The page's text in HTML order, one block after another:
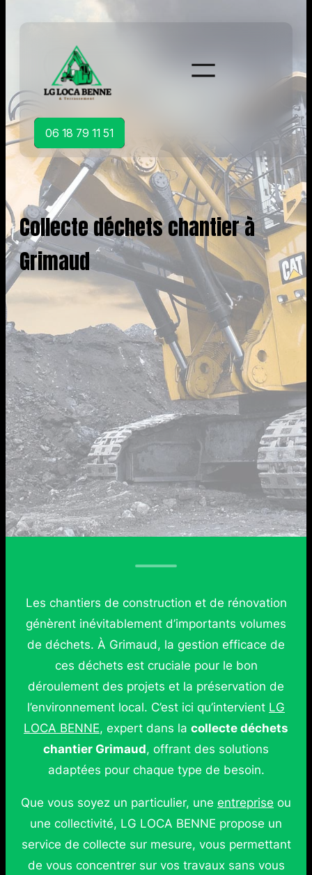
06 18 79 11 51
Collecte déchets chantier à
Grimaud
Les chantiers de construction et de rénovation
génèrent inévitablement d’importants volumes
de déchets. À Grimaud, la gestion efficace de
ces déchets est cruciale pour le bon
déroulement des projets et la préservation de
l’environnement local. C’est ici qu’intervient LG
LOCA BENNE, expert dans la collecte déchets
chantier Grimaud, offrant des solutions
adaptées pour chaque type de besoin.
Que vous soyez un particulier, une entreprise ou
une collectivité, LG LOCA BENNE propose un
service de collecte sur mesure, vous permettant
de vous concentrer sur vos travaux sans vous